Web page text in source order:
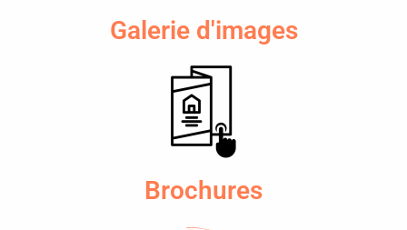
Galerie d'images
Brochures